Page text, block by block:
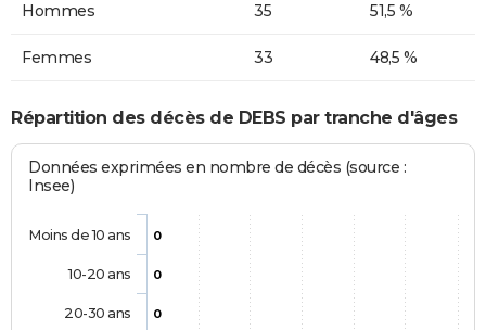
Hommes 35 51,5 %
Femmes 33 48,5 %
Répartition des décès de DEBS par tranche d'âges
Données exprimées en nombre de décès (source :
Insee)
0
0
0
Moins de 10 ans
10-20 ans
20-30 ans